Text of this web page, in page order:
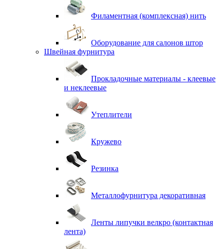
Филаментная (комплексная) нить
Оборудование для салонов штор
Швейная фурнитура
Прокладочные материалы - клеевые
и неклеевые
Утеплители
Кружево
Резинка
Металлофурнитура декоративная
Ленты липучки велкро (контактная
лента)